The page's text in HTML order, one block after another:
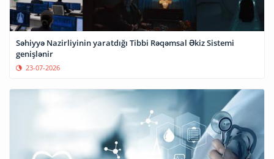
Səhiyyə Nazirliyinin yaratdığı Tibbi Rəqəmsal Əkiz Sistemi
genişlənir
23-07-2026